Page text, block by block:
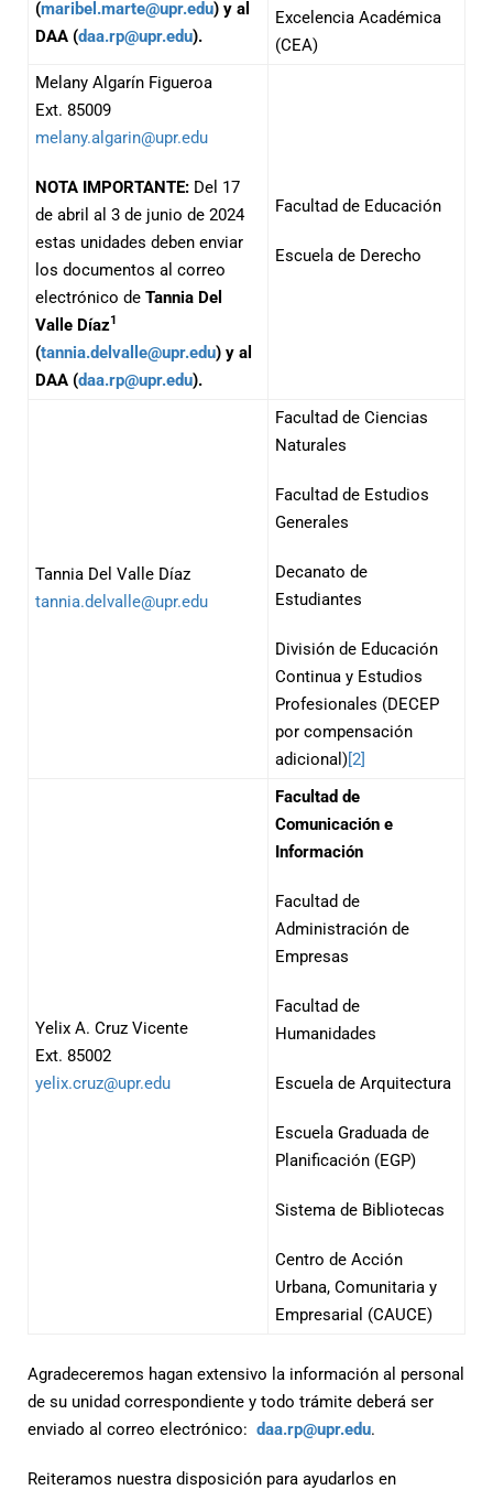
(maribel.marte@upr.edu) y al
DAA (daa.rp@upr.edu).
Excelencia Académica
(CEA)
Melany Algarín Figueroa
Ext. 85009
melany.algarin@upr.edu
NOTA IMPORTANTE: Del 17
de abril al 3 de junio de 2024
estas unidades deben enviar
los documentos al correo
electrónico de Tannia Del
Valle Díaz1
(tannia.delvalle@upr.edu) y al
DAA (daa.rp@upr.edu).
Facultad de Educación
Escuela de Derecho
Tannia Del Valle Díaz
tannia.delvalle@upr.edu
Facultad de Ciencias
Naturales
Facultad de Estudios
Generales
Decanato de
Estudiantes
División de Educación
Continua y Estudios
Profesionales (DECEP
por compensación
adicional)[2]
Yelix A. Cruz Vicente
Ext. 85002
yelix.cruz@upr.edu
Facultad de
Comunicación e
Información
Facultad de
Administración de
Empresas
Facultad de
Humanidades
Escuela de Arquitectura
Escuela Graduada de
Planificación (EGP)
Sistema de Bibliotecas
Centro de Acción
Urbana, Comunitaria y
Empresarial (CAUCE)
Agradeceremos hagan extensivo la información al personal
de su unidad correspondiente y todo trámite deberá ser
enviado al correo electrónico: daa.rp@upr.edu.
Reiteramos nuestra disposición para ayudarlos en